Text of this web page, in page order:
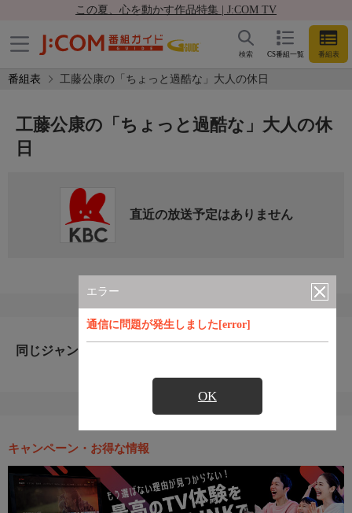
この夏、心を動かす作品特集 | J:COM TV
CS番組一覧 番組表
検索
番組表 工藤公康の「ちょっと過酷な」大人の休日
エラー
通信に問題が発生しました[error]
OK
工藤公康の「ちょっと過酷な」大人の休
日
直近の放送予定はありません
同じジャンルのおすすめ番組
キャンペーン・お得な情報